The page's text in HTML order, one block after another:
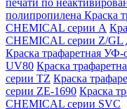
печати по
полипропилена Краска
CHEMICAL серии А
CHEMICAL серии Z/GL
Краска трафаретная
UV80 Краска
серии TZ Краска
серии ZE-1690 Краска
CHEMICAL серии SVC